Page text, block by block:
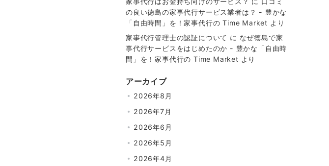
の良い徳島の家事代行サービス業者は？ - 豊かな
「自由時間」を！家事代行の Time Market より
家事代行管理士の認証について に なぜ徳島で家
事代行サービスをはじめたのか - 豊かな「自由時
間」を！家事代行の Time Market より
アーカイブ
2026年8月
2026年7月
2026年6月
2026年5月
2026年4月